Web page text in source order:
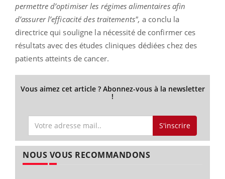
permettre d’optimiser les régimes alimentaires afin
d’assurer l’efficacité des traitements", a conclu la
directrice qui souligne la nécessité de confirmer ces
résultats avec des études cliniques dédiées chez des
patients atteints de cancer.
Vous aimez cet article ? Abonnez-vous à la newsletter
!
S'inscrire
NOUS VOUS RECOMMANDONS